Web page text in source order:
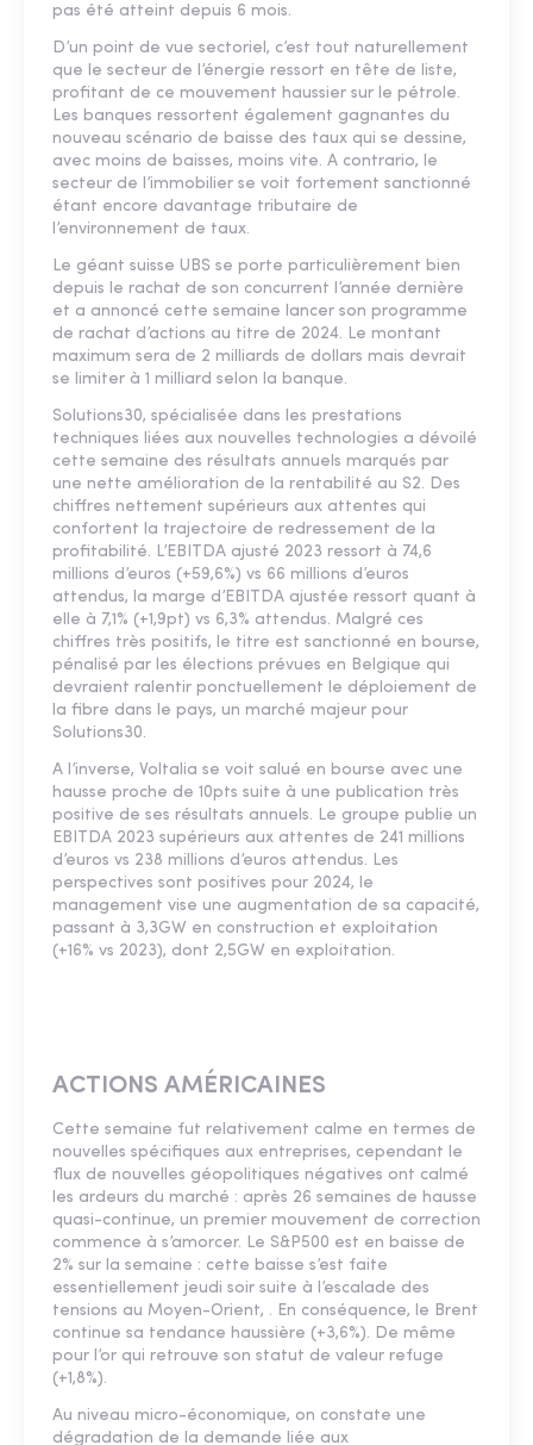
pas été atteint depuis 6 mois.
D’un point de vue sectoriel, c’est tout naturellement
que le secteur de l’énergie ressort en tête de liste,
profitant de ce mouvement haussier sur le pétrole.
Les banques ressortent également gagnantes du
nouveau scénario de baisse des taux qui se dessine,
avec moins de baisses, moins vite. A contrario, le
secteur de l’immobilier se voit fortement sanctionné
étant encore davantage tributaire de
l’environnement de taux.
Le géant suisse UBS se porte particulièrement bien
depuis le rachat de son concurrent l’année dernière
et a annoncé cette semaine lancer son programme
de rachat d’actions au titre de 2024. Le montant
maximum sera de 2 milliards de dollars mais devrait
se limiter à 1 milliard selon la banque.
Solutions30, spécialisée dans les prestations
techniques liées aux nouvelles technologies a dévoilé
cette semaine des résultats annuels marqués par
une nette amélioration de la rentabilité au S2. Des
chiffres nettement supérieurs aux attentes qui
confortent la trajectoire de redressement de la
profitabilité. L’EBITDA ajusté 2023 ressort à 74,6
millions d’euros (+59,6%) vs 66 millions d’euros
attendus, la marge d’EBITDA ajustée ressort quant à
elle à 7,1% (+1,9pt) vs 6,3% attendus. Malgré ces
chiffres très positifs, le titre est sanctionné en bourse,
pénalisé par les élections prévues en Belgique qui
devraient ralentir ponctuellement le déploiement de
la fibre dans le pays, un marché majeur pour
Solutions30.
A l’inverse, Voltalia se voit salué en bourse avec une
hausse proche de 10pts suite à une publication très
positive de ses résultats annuels. Le groupe publie un
EBITDA 2023 supérieurs aux attentes de 241 millions
d’euros vs 238 millions d’euros attendus. Les
perspectives sont positives pour 2024, le
management vise une augmentation de sa capacité,
passant à 3,3GW en construction et exploitation
(+16% vs 2023), dont 2,5GW en exploitation.
ACTIONS AMÉRICAINES
Cette semaine fut relativement calme en termes de
nouvelles spécifiques aux entreprises, cependant le
flux de nouvelles géopolitiques négatives ont calmé
les ardeurs du marché : après 26 semaines de hausse
quasi-continue, un premier mouvement de correction
commence à s’amorcer. Le S&P500 est en baisse de
2% sur la semaine : cette baisse s’est faite
essentiellement jeudi soir suite à l’escalade des
tensions au Moyen-Orient, . En conséquence, le Brent
continue sa tendance haussière (+3,6%). De même
pour l’or qui retrouve son statut de valeur refuge
(+1,8%).
Au niveau micro-économique, on constate une
dégradation de la demande liée aux